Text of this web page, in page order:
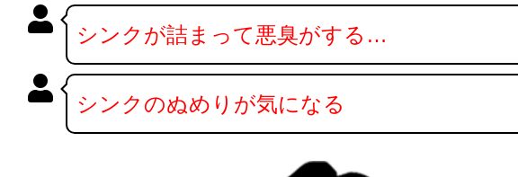
シンクが詰まって悪臭がする…
シンクのぬめりが気になる